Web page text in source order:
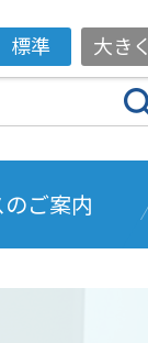
標準 大きく
ご案内